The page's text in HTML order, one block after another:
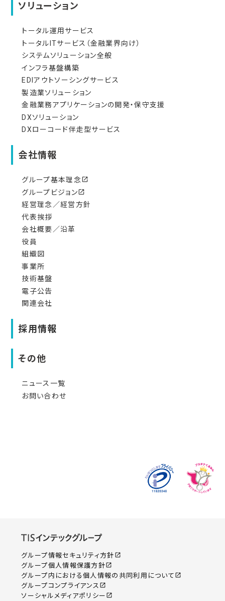
ソリューション
トータル運用サービス
トータルITサービス（金融業界向け）
システムソリューション全般
インフラ基盤構築
EDIアウトソーシングサービス
製造業ソリューション
金融業務アプリケーションの開発・保守支援
DXソリューション
DXローコード伴走型サービス
会社情報
グループ基本理念 open_in_new
グループビジョンopen_in_new
経営理念／経営方針
代表挨拶
会社概要／沿革
役員
組織図
事業所
技術基盤
電子公告
関連会社
採用情報
その他
ニュース一覧
お問い合わせ
グループ情報セキュリティ方針 open_in_new
グループ個人情報保護方針open_in_new
グループ内における個人情報の共同利用について open_in_new
グループコンプライアンス open_in_new
ソーシャルメディアポリシー open_in_new